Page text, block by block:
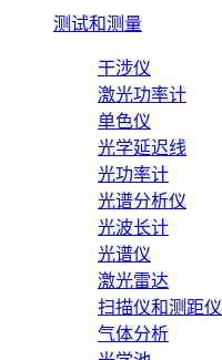
测试和测量
干涉仪
激光功率计
单色仪
光学延迟线
光功率计
光谱分析仪
光波长计
光谱仪
激光雷达
扫描仪和测距仪
气体分析